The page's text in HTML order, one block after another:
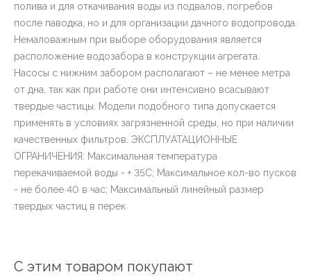
полива и для откачивания воды из подвалов, погребов
после паводка, но и для организации дачного водопровода.
Немаловажным при выборе оборудования является
расположение водозабора в конструкции агрегата.
Насосы с нижним забором располагают – не менее метра
от дна, так как при работе они интенсивно всасывают
твердые частицы. Модели подобного типа допускается
применять в условиях загрязненной среды, но при наличии
качественных фильтров. ЭКСПЛУАТАЦИОННЫЕ
ОГРАНИЧЕНИЯ: Максимальная температура
перекачиваемой воды - + 35C; Максимальное кол-во пусков
- не более 40 в час; Максимальный линейный размер
твердых частиц в перек
С этим товаром покупают